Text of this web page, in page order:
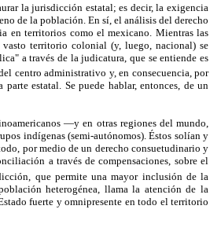
la jurisdicción estatal; es decir, la exigencia
de la población. En sí, el análisis del derecho
en territorios como el mexicano. Mientras las
territorio colonial (y, luego, nacional) se
a través de la judicatura, que se entiende es
centro administrativo y, en consecuencia, por
estatal. Se puede hablar, entonces, de un
—y en otras regiones del mundo,
indígenas (semi-autónomos). Éstos solían y
por medio de un derecho consuetudinario y
a través de compensaciones, sobre el
que permite una mayor inclusión de la
heterogénea, llama la atención de la
fuerte y omnipresente en todo el territorio